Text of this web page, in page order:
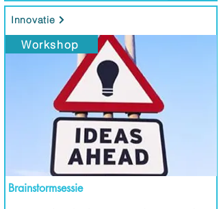
Innovatie
Workshop
Brainstormsessie